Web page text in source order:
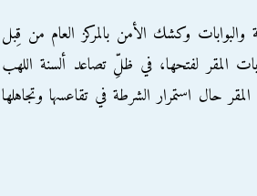
وكشك الأمن بالمركز العام من قِبل
المقر لفتحها، في ظلِّ تصاعد ألسنة اللهب
حال استمرار الشرطة في تقاعسها وتجاهلها